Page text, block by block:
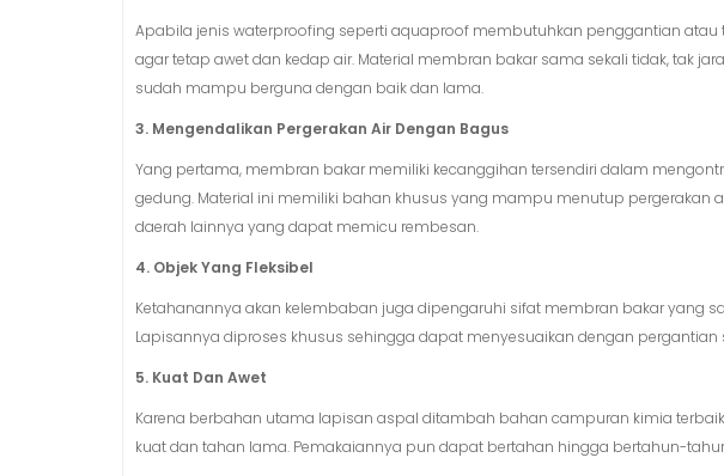
Apabila jenis waterproofing seperti aquaproof membutuhkan penggantian
agar tetap awet dan kedap air. Material membran bakar sama sekali tidak, tak
sudah mampu berguna dengan baik dan lama.
3. Mengendalikan Pergerakan Air Dengan Bagus
Yang pertama, membran bakar memiliki kecanggihan tersendiri dalam
gedung. Material ini memiliki bahan khusus yang mampu menutup pergerakan
daerah lainnya yang dapat memicu rembesan.
4. Objek Yang Fleksibel
Ketahanannya akan kelembaban juga dipengaruhi sifat membran bakar yang
Lapisannya diproses khusus sehingga dapat menyesuaikan dengan
5. Kuat Dan Awet
Karena berbahan utama lapisan aspal ditambah bahan campuran kimia
kuat dan tahan lama. Pemakaiannya pun dapat bertahan hingga bertahun-